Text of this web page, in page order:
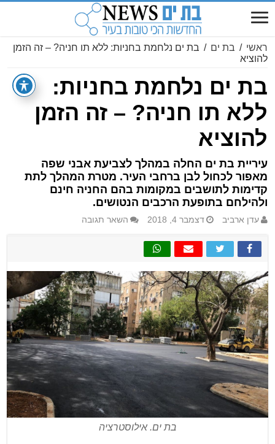
ראשי / בת ים / בת ים נלחמת בחניות: ללא תו חניה? – זה הזמן
להוציא
בת ים נלחמת בחניות:
ללא תו חניה? – זה הזמן
להוציא
עיריית בת ים החלה במהלך לצביעת אבני שפה
מאפור לכחול לבן ברחבי העיר. מטרת המהלך לתת
קדימות לתושבים במקומות בהם החניה חינם
ולהילחם בתופעת הרכבים הנטושים.
עדן ארביב דצמבר 4, 2018 השאר תגובה
בת ים. אילוסטרציה